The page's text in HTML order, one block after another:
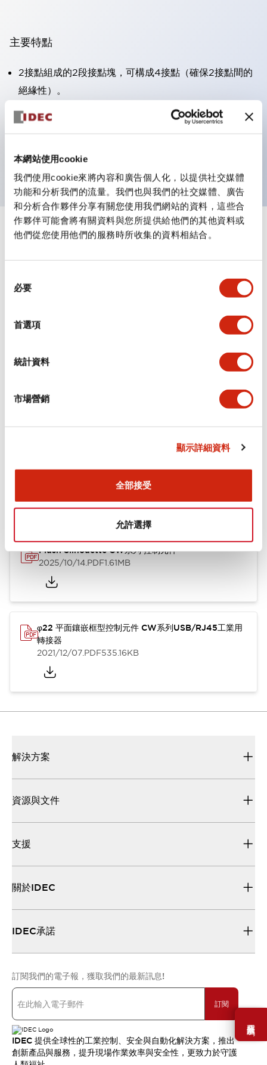
本網站使用cookie
我們使用cookie來將內容和廣告個人化，以提供社交媒體
功能和分析我們的流量。我們也與我們的社交媒體、廣告
和分析合作夥伴分享有關您使用我們網站的資料，這些合
作夥伴可能會將有關資料與您所提供給他們的其他資料或
他們從您使用他們的服務時所收集的資料相結合。
必要
首選項
統計資料
市場營銷
顯示詳細資料
全部接受
允許選擇
需要幫助嗎？
主要特點
2接點組成的2段接點塊，可構成4接點（確保2接點間的
絕緣性）。
面板深度39.9mm（※11段接點塊）、59.9mm（※22段
接點塊）。可實現省空間設計。
防護結構
規格
審美規範
環境規範
功能規格
機械規格
型錄和宣傳手冊 認證與標準
Flush Silhouette CW系列 控制元件
2025/10/14.PDF1.61MB
φ22 平面鑲嵌框型控制元件 CW系列USB/RJ45工業用
轉接器
2021/12/07.PDF535.16KB
解決方案
資源與文件
支援
關於IDEC
IDEC承諾
訂閱我們的電子報，獲取我們的最新訊息!
訂閱
IDEC 提供全球性的工業控制、安全與自動化解決方案，推出
創新產品與服務，提升現場作業效率與安全性，更致力於守護